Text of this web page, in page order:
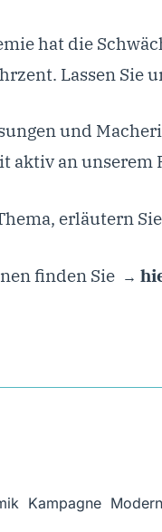
hat die
Lassen Sie
und
aktiv an
erläutern
finden Sie
Kampagne,